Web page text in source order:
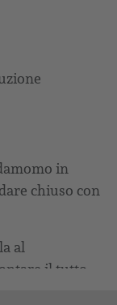
in
chiuso con
al
il tutto